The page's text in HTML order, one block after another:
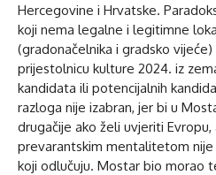
Hercegovine i Hrvatske.
koji nema legalne i legitimne
(gradonačelnika i gradsko vijeće)
prijestolnicu kulture 2024. iz
kandidata ili potencijalnih
razloga nije izabran, jer bi u
drugačije ako želi uvjeriti
prevarantskim mentalitetom
koji odlučuju. Mostar bio morao